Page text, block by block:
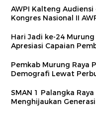
AWPI Kalteng
Kongres Nasional II
Hari Jadi ke-24
Apresiasi Capaian
Pemkab Murung Raya
Demografi Lewat
SMAN 1 Palangka
Menghijaukan